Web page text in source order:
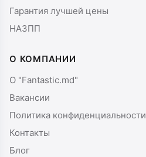
Гарантия лучшей цены
НАЗПП
О КОМПАНИИ
О "Fantastic.md"
Вакансии
Политика конфиденциальности
Контакты
Блог